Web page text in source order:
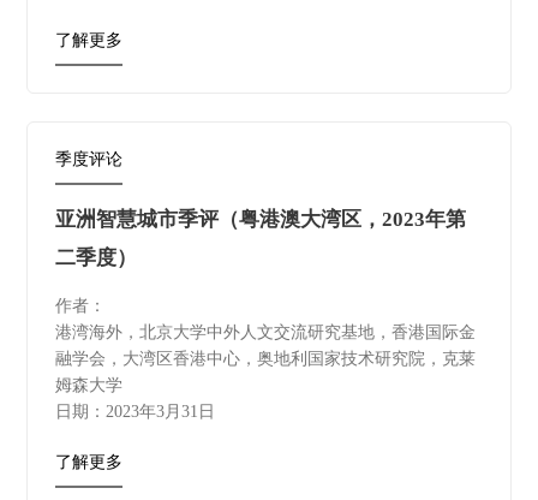
了解更多
季度评论
亚洲智慧城市季评（粤港澳大湾区，2023年第
二季度）
作者：
港湾海外，北京大学中外人文交流研究基地，香港国际金
融学会，大湾区香港中心，奥地利国家技术研究院，克莱
姆森大学
日期：2023年3月31日
了解更多